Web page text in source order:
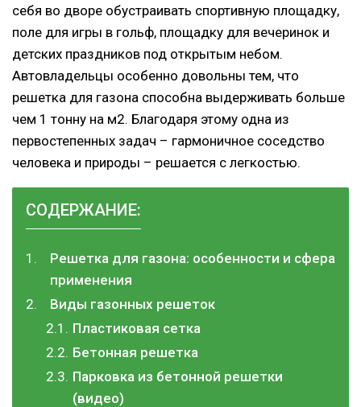
себя во дворе обустраивать спортивную площадку,
поле для игры в гольф, площадку для вечеринок и
детских праздников под открытым небом.
Автовладельцы особенно довольны тем, что
решетка для газона способна выдерживать больше
чем 1 тонну на м2. Благодаря этому одна из
первостепенных задач – гармоничное соседство
человека и природы – решается с легкостью.
СОДЕРЖАНИЕ:
Решетка для газона: особенности и сфера
применения
Виды газонных решеток
Пластиковая сетка
Бетонная решетка
Парковка из бетонной решетки
(видео)